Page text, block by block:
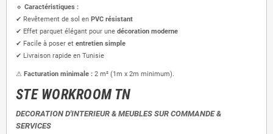
🔹 Caractéristiques :
✔ Revêtement de sol en PVC résistant
✔ Effet parquet élégant pour une décoration moderne
✔ Facile à poser et entretien simple
✔ Livraison rapide en Tunisie
⚠ Facturation minimale : 2 m² (1m x 2m minimum).
STE WORKROOM TN
DECORATION D'INTERIEUR & MEUBLES SUR COMMANDE &
SERVICES